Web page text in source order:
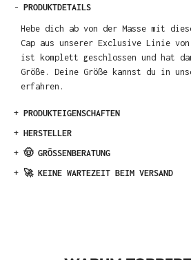
- PRODUKTDETAILS
Hebe dich ab von der Masse mit
Cap aus unserer Exclusive Linie von
ist komplett geschlossen und hat
Größe. Deine Größe kannst du in
erfahren.
+ PRODUKTEIGENSCHAFTEN
+ HERSTELLER
+ 🤠 GRÖSSENBERATUNG
+ 🚀 KEINE WARTEZEIT BEIM VERSAND